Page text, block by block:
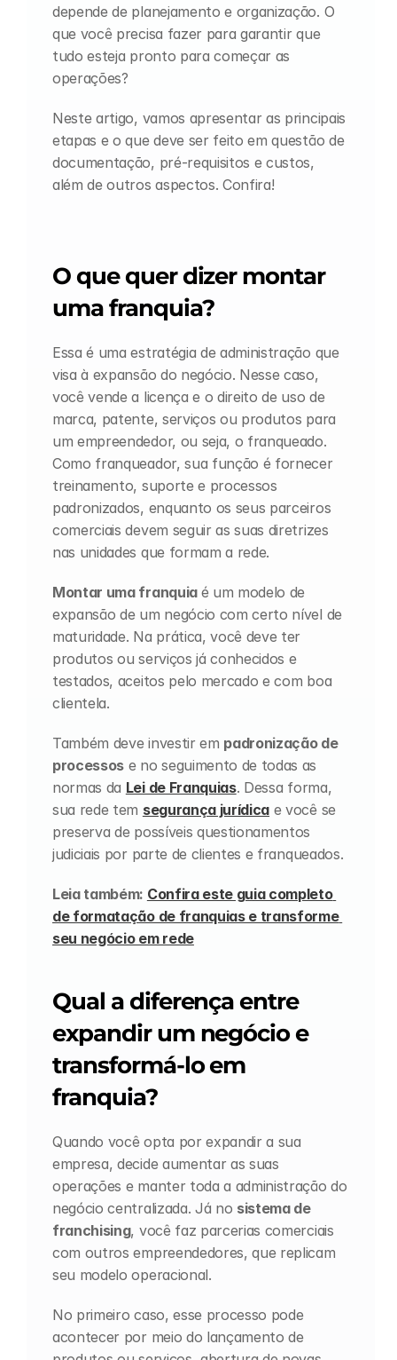
depende de planejamento e organização. O
que você precisa fazer para garantir que
tudo esteja pronto para começar as
operações?
Neste artigo, vamos apresentar as principais
etapas e o que deve ser feito em questão de
documentação, pré-requisitos e custos,
além de outros aspectos. Confira!
O que quer dizer montar
uma franquia?
Essa é uma estratégia de administração que
visa à expansão do negócio. Nesse caso,
você vende a licença e o direito de uso de
marca, patente, serviços ou produtos para
um empreendedor, ou seja, o franqueado.
Como franqueador, sua função é fornecer
treinamento, suporte e processos
padronizados, enquanto os seus parceiros
comerciais devem seguir as suas diretrizes
nas unidades que formam a rede.
Montar uma franquia é um modelo de
expansão de um negócio com certo nível de
maturidade. Na prática, você deve ter
produtos ou serviços já conhecidos e
testados, aceitos pelo mercado e com boa
clientela.
Também deve investir em padronização de
processos e no seguimento de todas as
normas da Lei de Franquias. Dessa forma,
sua rede tem segurança jurídica e você se
preserva de possíveis questionamentos
judiciais por parte de clientes e franqueados.
Leia também: Confira este guia completo
de formatação de franquias e transforme
seu negócio em rede
Qual a diferença entre
expandir um negócio e
transformá-lo em
franquia?
Quando você opta por expandir a sua
empresa, decide aumentar as suas
operações e manter toda a administração do
negócio centralizada. Já no sistema de
franchising, você faz parcerias comerciais
com outros empreendedores, que replicam
seu modelo operacional.
No primeiro caso, esse processo pode
acontecer por meio do lançamento de